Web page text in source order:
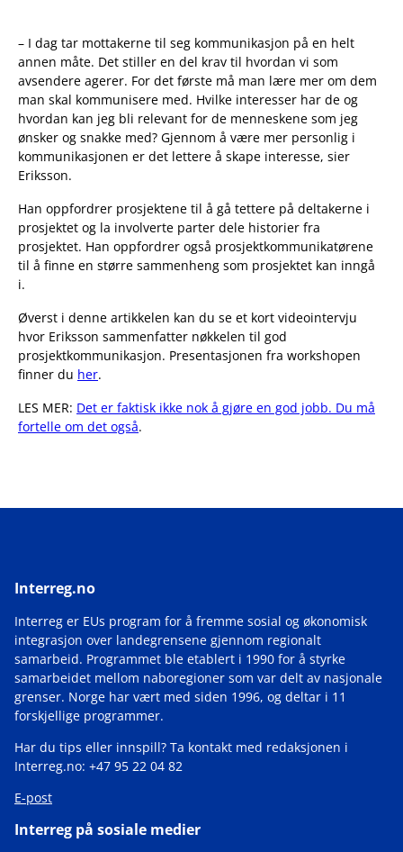
– I dag tar mottakerne til seg kommunikasjon på en helt
annen måte. Det stiller en del krav til hvordan vi som
avsendere agerer. For det første må man lære mer om dem
man skal kommunisere med. Hvilke interesser har de og
hvordan kan jeg bli relevant for de menneskene som jeg
ønsker og snakke med? Gjennom å være mer personlig i
kommunikasjonen er det lettere å skape interesse, sier
Eriksson.
Han oppfordrer prosjektene til å gå tettere på deltakerne i
prosjektet og la involverte parter dele historier fra
prosjektet. Han oppfordrer også prosjektkommunikatørene
til å finne en større sammenheng som prosjektet kan inngå
i.
Øverst i denne artikkelen kan du se et kort videointervju
hvor Eriksson sammenfatter nøkkelen til god
prosjektkommunikasjon. Presentasjonen fra workshopen
finner du her.
LES MER: Det er faktisk ikke nok å gjøre en god jobb. Du må
fortelle om det også.
Interreg.no
Interreg er EUs program for å fremme sosial og økonomisk
integrasjon over landegrensene gjennom regionalt
samarbeid. Programmet ble etablert i 1990 for å styrke
samarbeidet mellom naboregioner som var delt av nasjonale
grenser. Norge har vært med siden 1996, og deltar i 11
forskjellige programmer.
Har du tips eller innspill? Ta kontakt med redaksjonen i
Interreg.no: +47 95 22 04 82
E-post
Interreg på sosiale medier